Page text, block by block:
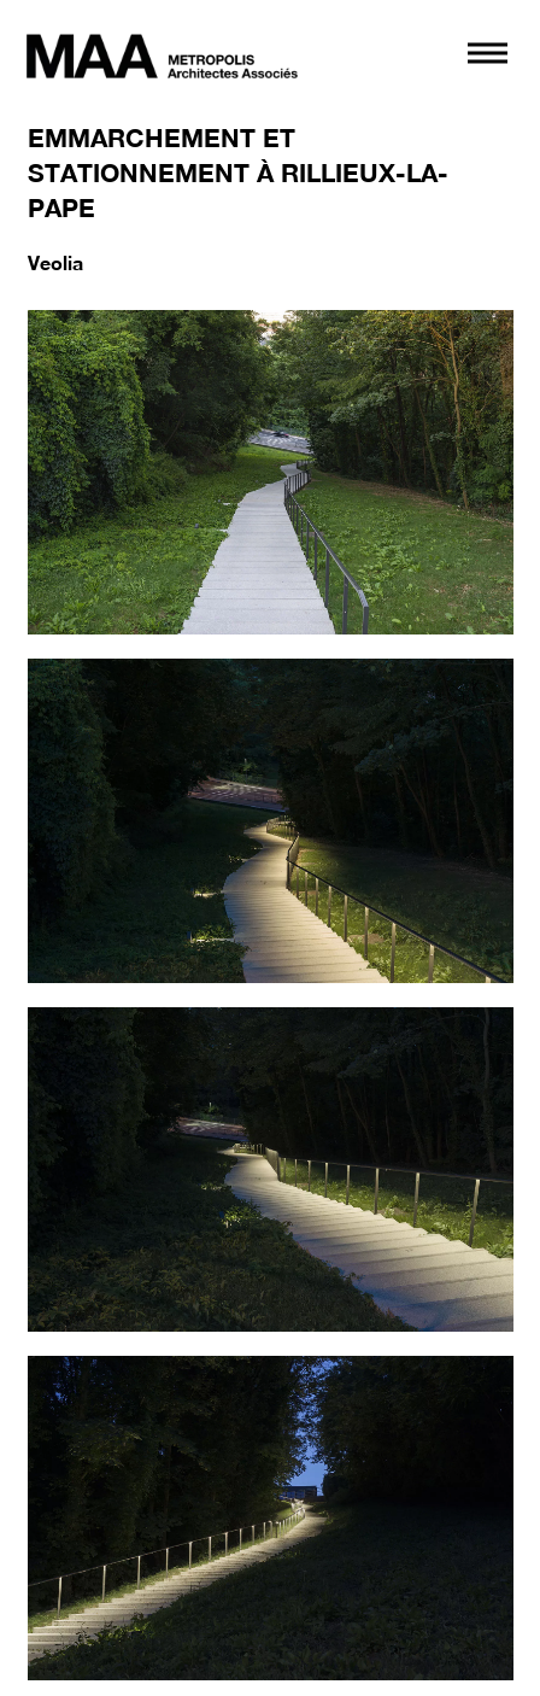
EMMARCHEMENT ET
STATIONNEMENT À RILLIEUX-LA-
PAPE
Veolia